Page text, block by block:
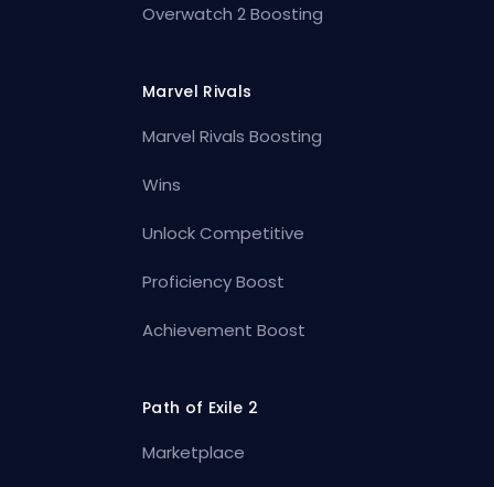
Overwatch 2 Boosting
Marvel Rivals
Marvel Rivals Boosting
Wins
Unlock Competitive
Proficiency Boost
Achievement Boost
Path of Exile 2
Marketplace